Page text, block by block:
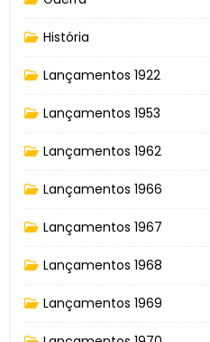
História
Lançamentos 1922
Lançamentos 1953
Lançamentos 1962
Lançamentos 1966
Lançamentos 1967
Lançamentos 1968
Lançamentos 1969